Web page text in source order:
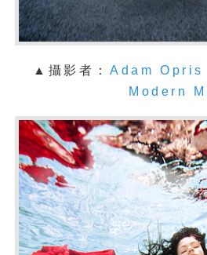
▲攝影者：Adam Opris
Modern